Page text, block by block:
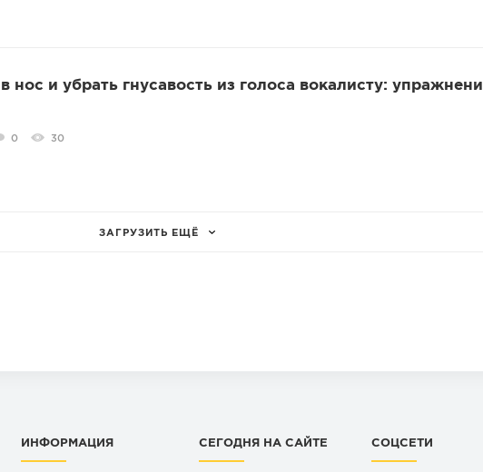
нос и убрать гнусавость из голоса вокалисту:
0 30
ЗАГРУЗИТЬ ЕЩЁ
ИНФОРМАЦИЯ СЕГОДНЯ НА САЙТЕ СОЦСЕТИ